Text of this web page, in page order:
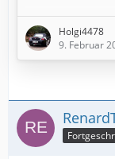
Es ist ein
44'000 km, aus
(inkl.
sieht gepflegt
Kauf folgende
vielleicht für
zu ergänzen,
Holgi4478
9. Februar